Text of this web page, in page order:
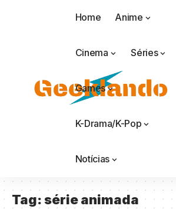
Home Anime
Cinema Séries
Games
K-Drama/K-Pop
Notícias
Tag:série animada